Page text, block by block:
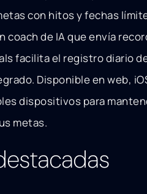
con hitos y fechas
coach de IA que envía
facilita el registro diario
Disponible en web,
dispositivos para
metas.